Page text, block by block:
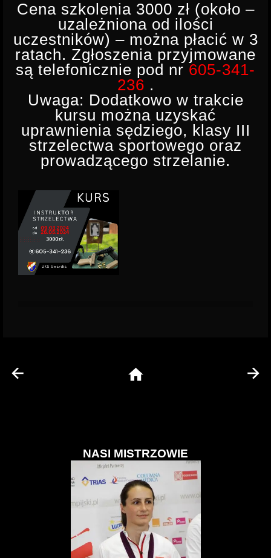
Cena szkolenia 3000 zł (około –
uzależniona od ilości
uczestników) – można płacić w 3
ratach. Zgłoszenia przyjmowane
są telefonicznie pod nr 605-341-
236 .
Uwaga: Dodatkowo w trakcie
kursu można uzyskać
uprawnienia sędziego, klasy III
strzelectwa sportowego oraz
prowadzącego strzelanie.
NASI MISTRZOWIE